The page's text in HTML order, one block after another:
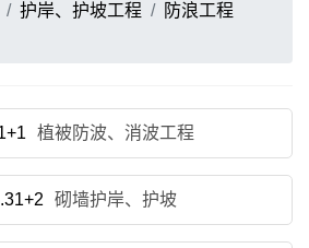
护岸、护坡工程
防浪工程
植被防波、消波工程
砌墙护岸、护坡